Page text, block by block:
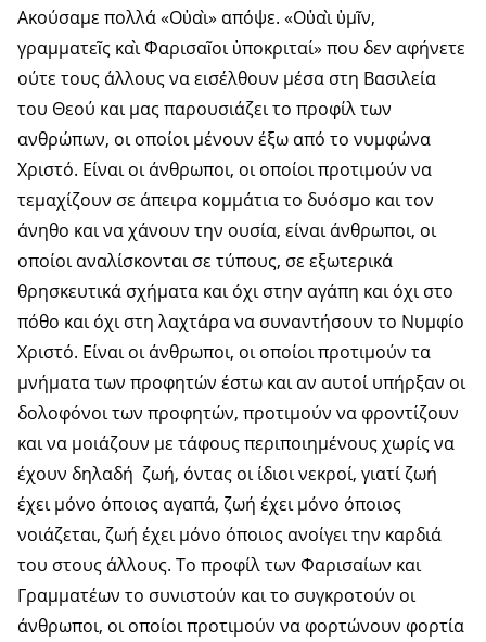
Ακούσαμε πολλά «Οὐαὶ» απόψε. «Οὐαὶ ὑμῖν,
γραμματεῖς καὶ Φαρισαῖοι ὑποκριταί» που δεν αφήνετε
ούτε τους άλλους να εισέλθουν μέσα στη Βασιλεία
του Θεού και μας παρουσιάζει το προφίλ των
ανθρώπων, οι οποίοι μένουν έξω από το νυμφώνα
Χριστό. Είναι οι άνθρωποι, οι οποίοι προτιμούν να
τεμαχίζουν σε άπειρα κομμάτια το δυόσμο και τον
άνηθο και να χάνουν την ουσία, είναι άνθρωποι, οι
οποίοι αναλίσκονται σε τύπους, σε εξωτερικά
θρησκευτικά σχήματα και όχι στην αγάπη και όχι στο
πόθο και όχι στη λαχτάρα να συναντήσουν το Νυμφίο
Χριστό. Είναι οι άνθρωποι, οι οποίοι προτιμούν τα
μνήματα των προφητών έστω και αν αυτοί υπήρξαν οι
δολοφόνοι των προφητών, προτιμούν να φροντίζουν
και να μοιάζουν με τάφους περιποιημένους χωρίς να
έχουν δηλαδή ζωή, όντας οι ίδιοι νεκροί, γιατί ζωή
έχει μόνο όποιος αγαπά, ζωή έχει μόνο όποιος
νοιάζεται, ζωή έχει μόνο όποιος ανοίγει την καρδιά
του στους άλλους. Το προφίλ των Φαρισαίων και
Γραμματέων το συνιστούν και το συγκροτούν οι
άνθρωποι, οι οποίοι προτιμούν να φορτώνουν φορτία